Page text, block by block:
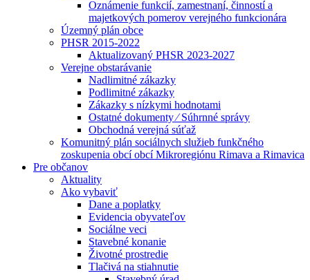
Oznámenie funkcií, zamestnaní, činností a
majetkových pomerov verejného funkcionára
Územný plán obce
PHSR 2015-2022
Aktualizovaný PHSR 2023-2027
Verejne obstarávanie
Nadlimitné zákazky
Podlimitné zákazky
Zákazky s nízkymi hodnotami
Ostatné dokumenty ⁄ Súhrnné správy
Obchodná verejná súťaž
Komunitný plán sociálnych služieb funkčného
zoskupenia obcí obcí Mikroregiónu Rimava a Rimavica
Pre občanov
Aktuality
Ako vybaviť
Dane a poplatky
Evidencia obyvateľov
Sociálne veci
Stavebné konanie
Životné prostredie
Tlačivá na stiahnutie